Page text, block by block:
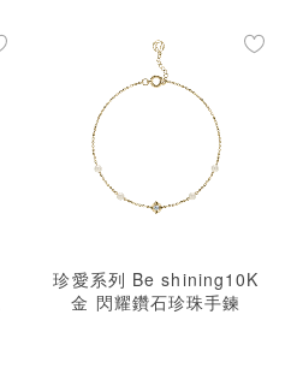
珍愛系列 Be shining10K
金 閃耀鑽石珍珠手鍊